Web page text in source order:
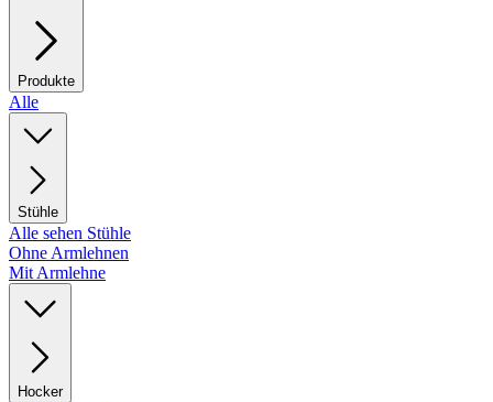
Produkte
Alle
Stühle
Alle sehen Stühle
Ohne Armlehnen
Mit Armlehne
Hocker